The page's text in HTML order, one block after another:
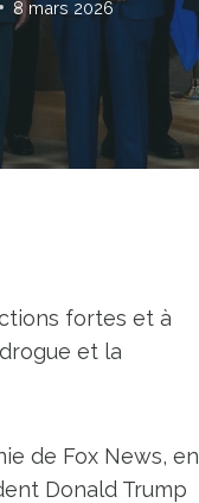
8 mars 2026
fortes et à
et la
de Fox News, en
Donald Trump